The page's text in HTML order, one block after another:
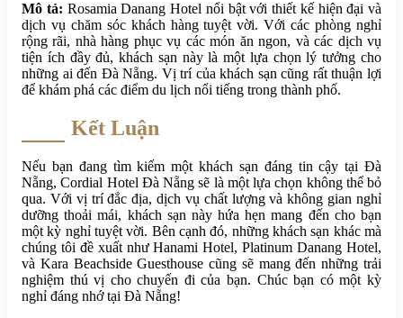
Mô tả: Rosamia Danang Hotel nổi bật với thiết kế hiện đại và
dịch vụ chăm sóc khách hàng tuyệt vời. Với các phòng nghỉ
rộng rãi, nhà hàng phục vụ các món ăn ngon, và các dịch vụ
tiện ích đầy đủ, khách sạn này là một lựa chọn lý tưởng cho
những ai đến Đà Nẵng. Vị trí của khách sạn cũng rất thuận lợi
để khám phá các điểm du lịch nổi tiếng trong thành phố.
Kết Luận
Nếu bạn đang tìm kiếm một khách sạn đáng tin cậy tại Đà
Nẵng, Cordial Hotel Đà Nẵng sẽ là một lựa chọn không thể bỏ
qua. Với vị trí đắc địa, dịch vụ chất lượng và không gian nghỉ
dưỡng thoải mái, khách sạn này hứa hẹn mang đến cho bạn
một kỳ nghỉ tuyệt vời. Bên cạnh đó, những khách sạn khác mà
chúng tôi đề xuất như Hanami Hotel, Platinum Danang Hotel,
và Kara Beachside Guesthouse cũng sẽ mang đến những trải
nghiệm thú vị cho chuyến đi của bạn. Chúc bạn có một kỳ
nghỉ đáng nhớ tại Đà Nẵng!